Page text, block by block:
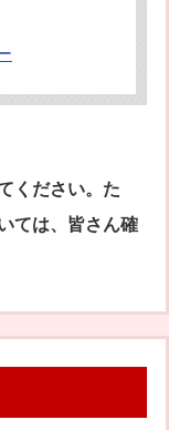
ください。た
ては、皆さん確